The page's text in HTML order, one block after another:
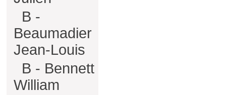
B -
Beaumadier
Jean-Louis
B - Bennett
William